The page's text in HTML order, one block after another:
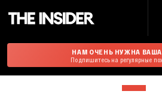
НАМ ОЧЕНЬ НУЖНА
Подпишитесь на регулярные